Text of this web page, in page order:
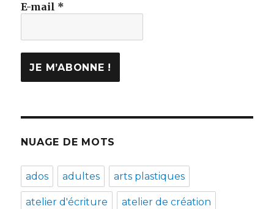
E-mail *
NUAGE DE MOTS
ados adultes arts plastiques
atelier d'écriture atelier de création